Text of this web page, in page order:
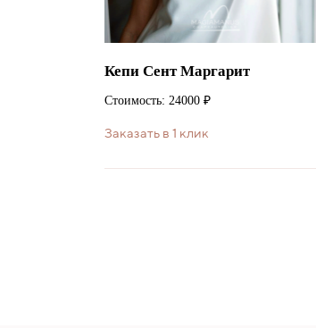
Кепи Сент Маргарит
Стоимость: 24000 ₽
Заказать в 1 клик